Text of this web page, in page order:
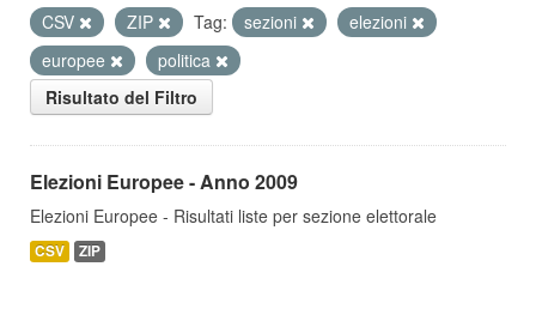
CSV
ZIP Tag: sezioni
elezioni
europee
politica
Risultato del Filtro
Elezioni Europee - Anno 2009
Elezioni Europee - Risultati liste per sezione elettorale
CSV ZIP